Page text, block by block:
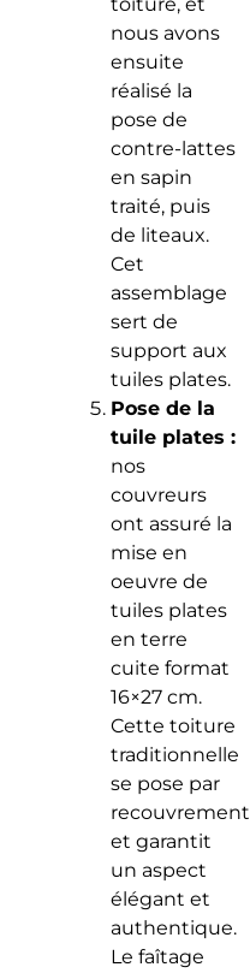
nous avons
ensuite
réalisé la
pose de
contre-lattes
en sapin
traité, puis
de liteaux.
Cet
assemblage
sert de
support aux
tuiles plates.
Pose de la
tuile plates :
nos
couvreurs
ont assuré la
mise en
oeuvre de
tuiles plates
en terre
cuite format
16×27 cm.
Cette toiture
traditionnelle
se pose par
recouvrement
et garantit
un aspect
élégant et
authentique.
Le faîtage